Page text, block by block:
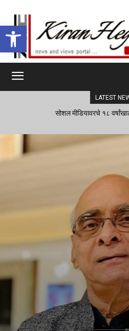
Open toolbar
LATEST
सोशल मीडियावरचे १८